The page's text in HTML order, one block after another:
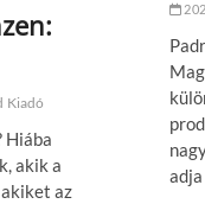
Kiadó
Hiába
akik a
az